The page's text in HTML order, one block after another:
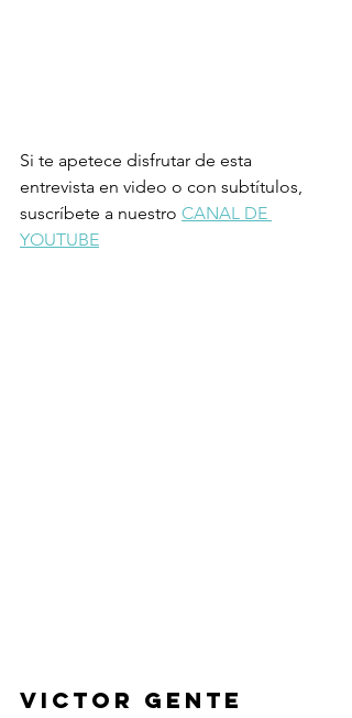
Si te apetece disfrutar de esta
entrevista en video o con subtítulos,
suscríbete a nuestro CANAL DE
YOUTUBE
VICTOR GENTE